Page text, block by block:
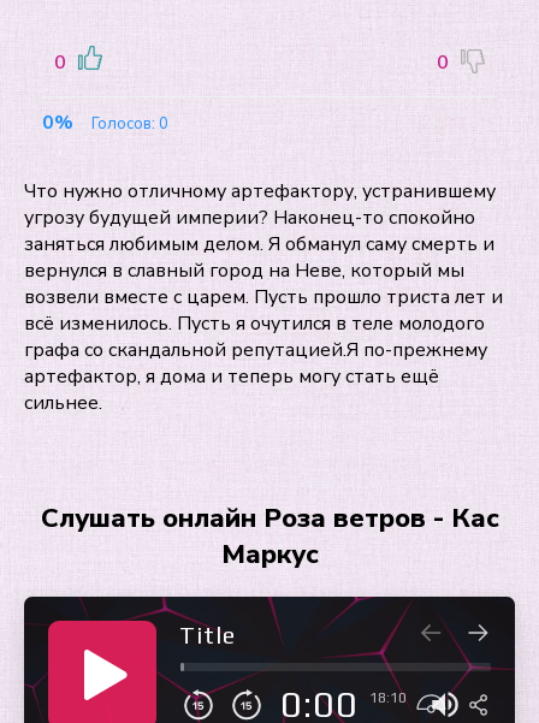
0 0
0% Голосов: 0
Что нужно отличному артефактору, устранившему
угрозу будущей империи? Наконец-то спокойно
заняться любимым делом. Я обманул саму смерть и
вернулся в славный город на Неве, который мы
возвели вместе с царем. Пусть прошло триста лет и
всё изменилось. Пусть я очутился в теле молодого
графа со скандальной репутацией.Я по-прежнему
артефактор, я дома и теперь могу стать ещё
сильнее.
Слушать онлайн Роза ветров - Кас
Маркус
Title
0:00 18:10